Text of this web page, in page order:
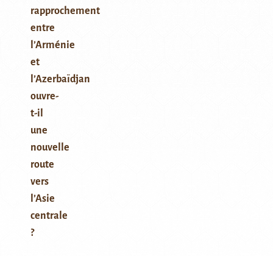
rapprochement
entre
l’Arménie
et
l’Azerbaïdjan
ouvre-
t-il
une
nouvelle
route
vers
l’Asie
centrale
?